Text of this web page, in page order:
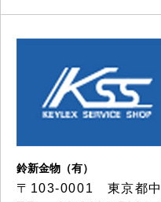
鈴新金物（有）
〒103-0001 東京都中